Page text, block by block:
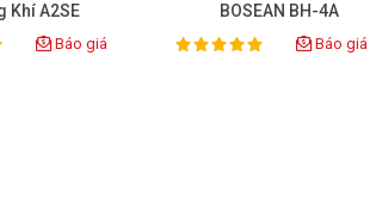
Khí A2SE
Báo giá
BOSEAN BH-4A
Rating:
100% Báo giá